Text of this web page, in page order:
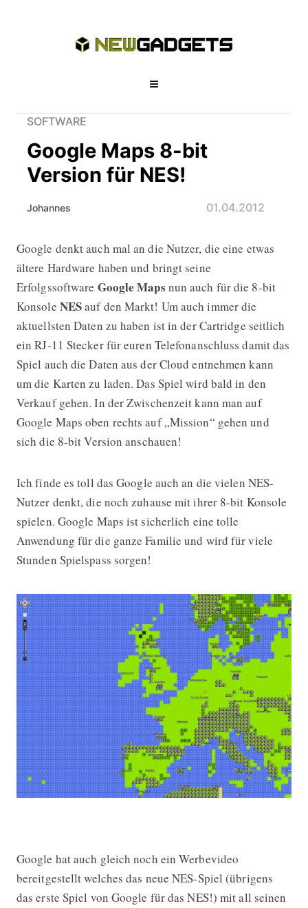
SOFTWARE
Google Maps 8-bit
Version für NES!
Johannes 01.04.2012
Google Maps 8-bit Version für NES!
Google denkt auch mal an die Nutzer, die eine etwas
ältere Hardware haben und bringt seine
Erfolgssoftware Google Maps nun auch für die 8-bit
Konsole NESauf den Markt! Um auch immer die
aktuellsten Daten zu haben ist in der Cartridge seitlich
ein RJ-11 Stecker für euren Telefonanschluss damit das
Spiel auch die Daten aus der Cloud entnehmen kann
um die Karten zu laden. Das Spiel wird bald in den
Verkauf gehen. In der Zwischenzeit kann man auf
Google Maps oben rechts auf „Mission“ gehen und
sich die 8-bit Version anschauen!
Ich finde es toll das Google auch an die vielen NES-
Nutzer denkt, die noch zuhause mit ihrer 8-bit Konsole
spielen. Google Maps ist sicherlich eine tolle
Anwendung für die ganze Familie und wird für viele
Stunden Spielspass sorgen!
Google hat auch gleich noch ein Werbevideo
bereitgestellt welches das neue NES-Spiel (übrigens
das erste Spiel von Google für das NES!) mit all seinen